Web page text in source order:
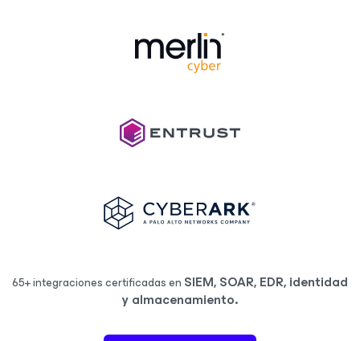
65+ integraciones certificadas en SIEM, SOAR, EDR, identidad
y almacenamiento.